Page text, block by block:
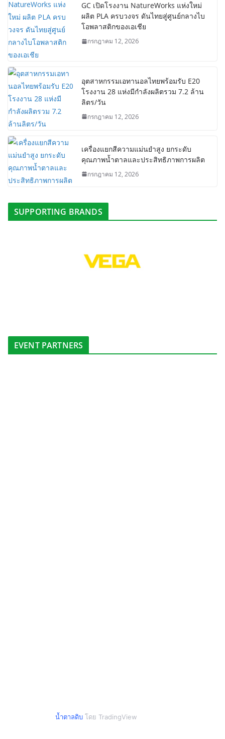
GC เปิดโรงงาน NatureWorks แห่งใหม่
ผลิต PLA ครบวงจร ดันไทยสู่ศูนย์กลางไบ
โอพลาสติกของเอเชีย
กรกฎาคม 12, 2026
อุตสาหกรรมเอทานอลไทยพร้อมรับ E20
โรงงาน 28 แห่งมีกำลังผลิตรวม 7.2 ล้าน
ลิตร/วัน
กรกฎาคม 12, 2026
เครื่องแยกสีความแม่นยำสูง ยกระดับ
คุณภาพน้ำตาลและประสิทธิภาพการผลิต
กรกฎาคม 12, 2026
SUPPORTING BRANDS
EVENT PARTNERS
น้ำตาลดิบโดย TradingView